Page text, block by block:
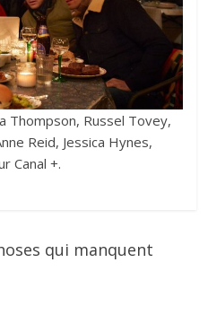
Thompson, Russel Tovey,
Reid, Jessica Hynes,
Canal +.
qui manquent